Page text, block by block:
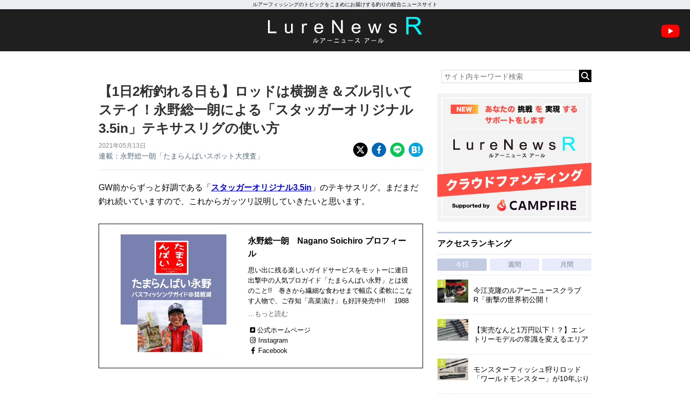
ルアーフィッシングのトピックをこまめにお届けする釣りの総合ニュースサイト
【1日2桁釣れる日も】ロッドは横捌き＆ズル引いて
ステイ！永野総一朗による「スタッガーオリジナル
3.5in」テキサスリグの使い方
2021年05月13日
連載：永野総一朗「たまらんばいスポット大捜査」
GW前からずっと好調である「 スタッガーオリジナル3.5in 」のテキサスリグ。まだまだ
釣れ続いていますので、これからガッツリ説明していきたいと思います。
永野総一朗 Nagano Soichiro プロフィー
ル
思い出に残る楽しいガイドサービスをモットーに連日
出撃中の人気プロガイド「たまらんばい永野」とは彼
のこと!! 巻きから繊細な食わせまで幅広く柔軟にこな
す人物で、ご存知「高菜漬け」も好評発売中!! 1988
年２月生まれ、滋賀で頑張る福岡県人！
…もっと読む
公式ホームページ
Instagram
Facebook
アクセスランキング
今日 週間 月間
今江克隆のルアーニュースクラブ
R「衝撃の世界初公開！
【実売なんと1万円以下！？】エン
トリーモデルの常識を変えるエリア
モンスターフィッシュ狩りロッド
「ワールドモンスター」が10年ぶり